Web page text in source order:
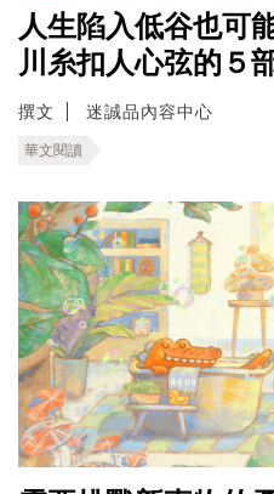
人生陷入低谷也可
川糸扣人心弦的５
撰文 迷誠品內容中心
華文閱讀